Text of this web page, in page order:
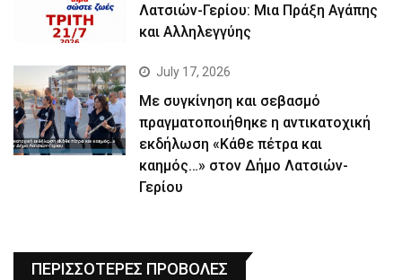
Λατσιών-Γερίου: Μια Πράξη Αγάπης
και Αλληλεγγύης
July 17, 2026
Με συγκίνηση και σεβασμό
πραγματοποιήθηκε η αντικατοχική
εκδήλωση «Κάθε πέτρα και
καημός…» στον Δήμο Λατσιών-
Γερίου
ΠΕΡΙΣΣΟΤΕΡΕΣ ΠΡΟΒΟΛΕΣ